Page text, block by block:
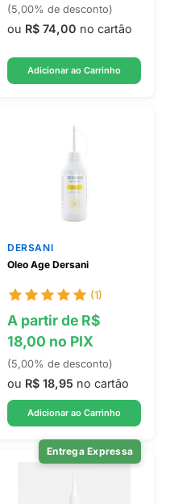
(5,00% de desconto)
ou R$ 74,00 no cartão
Adicionar ao Carrinho
DERSANI
Oleo Age Dersani
(1)
A partir de R$
18,00 no PIX
(5,00% de desconto)
ou R$ 18,95 no cartão
Adicionar ao Carrinho
Entrega Expressa